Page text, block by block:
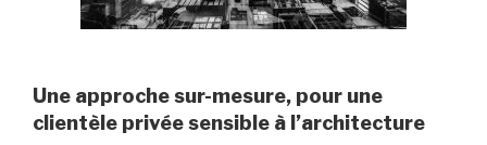
Une approche sur-mesure, pour une
clientèle privée sensible à l’architecture